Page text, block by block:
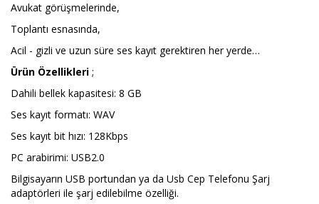
Avukat görüşmelerinde,
Toplantı esnasında,
Acil - gizli ve uzun süre ses kayıt gerektiren her yerde…
Ürün Özellikleri ;
Dahili bellek kapasitesi: 8 GB
Ses kayıt formatı: WAV
Ses kayıt bit hızı: 128Kbps
PC arabirimi: USB2.0
Bilgisayarın USB portundan ya da Usb Cep Telefonu Şarj
adaptörleri ile şarj edilebilme özelliği.